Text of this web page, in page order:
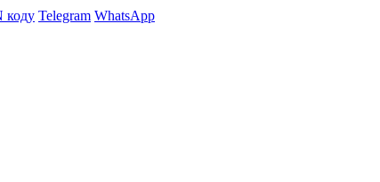
коду Telegram WhatsApp